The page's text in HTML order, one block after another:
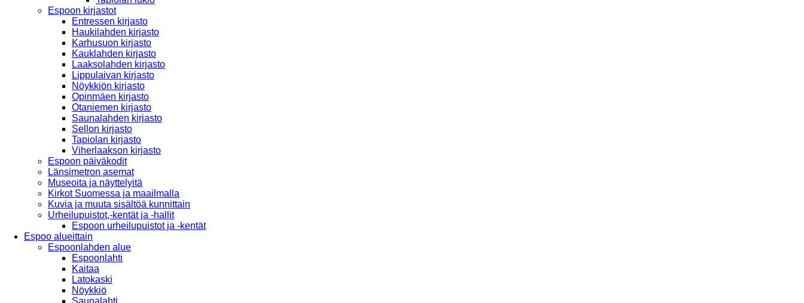
Espoon kirjastot
Entressen kirjasto
Haukilahden kirjasto
Karhusuon kirjasto
Kauklahden kirjasto
Laaksolahden kirjasto
Lippulaivan kirjasto
Nöykkiön kirjasto
Opinmäen kirjasto
Otaniemen kirjasto
Saunalahden kirjasto
Sellon kirjasto
Tapiolan kirjasto
Viherlaakson kirjasto
Espoon päiväkodit
Länsimetron asemat
Museoita ja näyttelyitä
Kirkot Suomessa ja maailmalla
Kuvia ja muuta sisältöä kunnittain
Urheilupuistot,-kentät ja -hallit
Espoon urheilupuistot ja -kentät
Espoo alueittain
Espoonlahden alue
Espoonlahti
Kaitaa
Latokaski
Nöykkiö
Saunalahti